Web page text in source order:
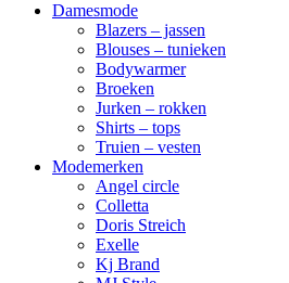
Damesmode
Blazers – jassen
Blouses – tunieken
Bodywarmer
Broeken
Jurken – rokken
Shirts – tops
Truien – vesten
Modemerken
Angel circle
Colletta
Doris Streich
Exelle
Kj Brand